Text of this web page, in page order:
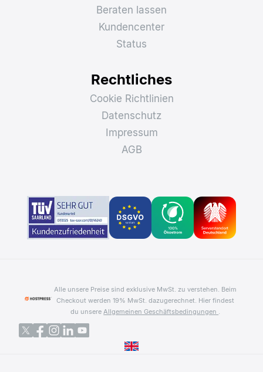
Beraten lassen
Kundencenter
Status
Rechtliches
Cookie Richtlinien
Datenschutz
Impressum
AGB
Alle unsere Preise sind exklusive MwSt. zu verstehen. Beim
Checkout werden 19% MwSt. dazugerechnet. Hier findest
du unsere Allgemeinen Geschäftsbedingungen